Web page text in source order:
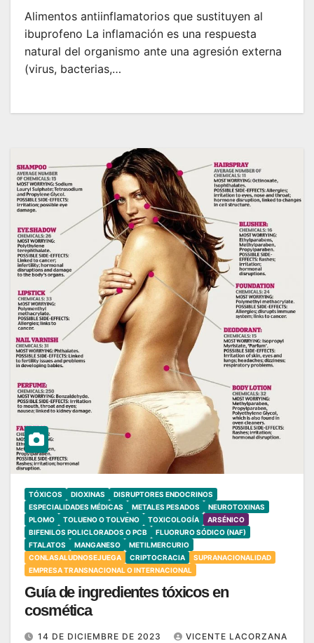
Alimentos antiinflamatorios que sustituyen al
ibuprofeno La inflamación es una respuesta
natural del organismo ante una agresión externa
(virus, bacterias,…
TÓXICOS DIOXINAS
DISRUPTORES ENDOCRINOS
ESPECIALIDADES MÉDICAS
METALES PESADOS
NEUROTOXINAS
PLOMO
TOLUENO O TOLVENO TOXICOLOGÍA
ARSÉNICO
BIFENILOS POLICLORADOS O PCB
FLUORURO SÓDICO (NAF)
FTALATOS
MANGANESO
METILMERCURIO
CONLASALUDNOSEJUEGA
CRIPTOCRACIA
SUPRANACIONALIDAD
EMPRESA TRANSNACIONAL O INTERNACIONAL
Guía de ingredientes tóxicos en
cosmética
14 DE DICIEMBRE DE 2023
VICENTE LACORZANA